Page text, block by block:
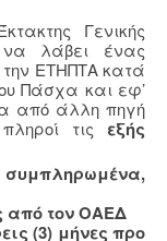
Γενικής
να λάβει ένας
ΕΤΗΠΤΑ κατά
Πάσχα και εφ’
από άλλη πηγή
τις εξής
από τον ΟΑΕΔ
(3) μήνες προ